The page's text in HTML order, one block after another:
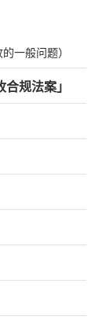
一般问题）
规法案」